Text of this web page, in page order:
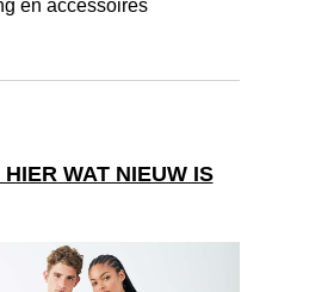
en accessoires
WAT NIEUW IS